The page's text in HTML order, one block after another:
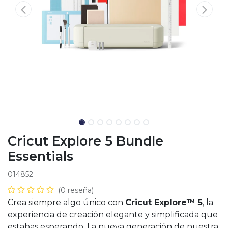
Cricut Explore 5 Bundle
Essentials
014852
(0 reseña)
Crea siempre algo único con Cricut Explore™ 5, la
experiencia de creación elegante y simplificada que